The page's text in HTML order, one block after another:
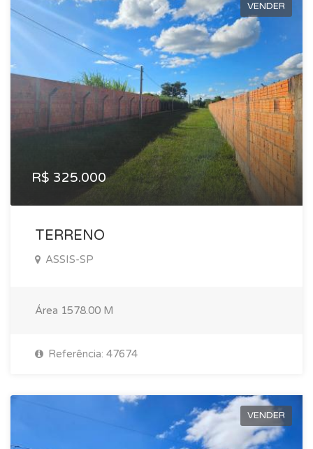
VENDER
R$ 325.000
TERRENO
ASSIS-SP
Área 1578.00 M
Referência: 47674
VENDER